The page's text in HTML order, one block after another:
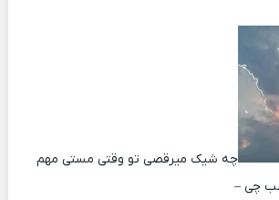
چه شیک میرقصی تو وقتی مستی مهم
چی –